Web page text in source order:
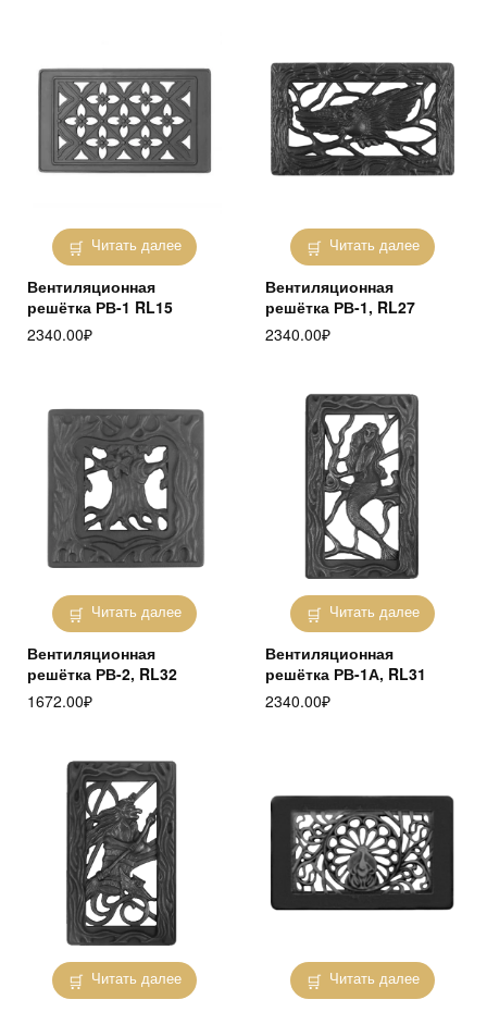
Читать далее
Вентиляционная
решётка РВ-1 RL15
2340.00₽
Читать далее
Вентиляционная
решётка РВ-1, RL27
2340.00₽
Читать далее
Вентиляционная
решётка РВ-2, RL32
1672.00₽
Читать далее
Вентиляционная
решётка РВ-1А, RL31
2340.00₽
Читать далее Читать далее